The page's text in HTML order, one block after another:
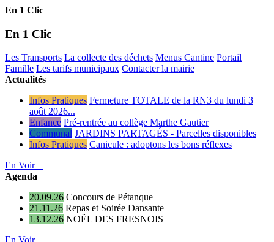
En 1 Clic
En 1 Clic
Les Transports La collecte des déchets Menus Cantine Portail
Famille Les tarifs municipaux Contacter la mairie
Actualités
Infos Pratiques Fermeture TOTALE de la RN3 du lundi 3
août 2026...
Enfance Pré-rentrée au collège Marthe Gautier
Communal JARDINS PARTAGÉS - Parcelles disponibles
Infos Pratiques Canicule : adoptons les bons réflexes
En Voir +
Agenda
20.09.26 Concours de Pétanque
21.11.26 Repas et Soirée Dansante
13.12.26 NOËL DES FRESNOIS